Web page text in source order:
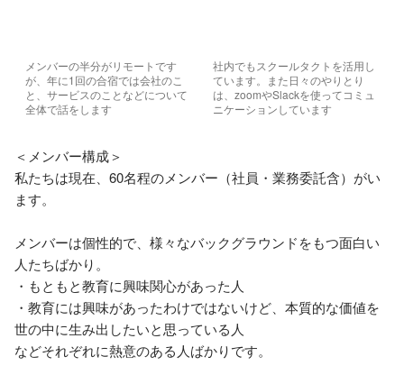
メンバーの半分がリモートです
が、年に1回の合宿では会社のこ
と、サービスのことなどについて
全体で話をします
社内でもスクールタクトを活用し
ています。また日々のやりとり
は、zoomやSlackを使ってコミュ
ニケーションしています
＜メンバー構成＞
私たちは現在、60名程のメンバー（社員・業務委託含）がい
ます。
メンバーは個性的で、様々なバックグラウンドをもつ面白い
人たちばかり。
・もともと教育に興味関心があった人
・教育には興味があったわけではないけど、本質的な価値を
世の中に生み出したいと思っている人
などそれぞれに熱意のある人ばかりです。